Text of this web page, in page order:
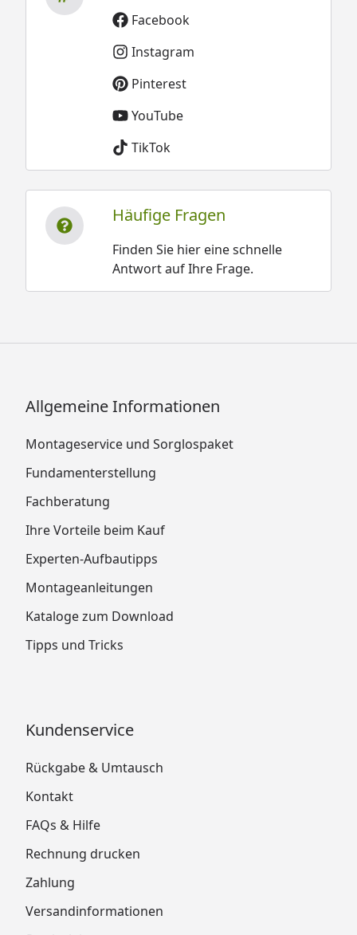
Facebook
Instagram
Pinterest
YouTube
TikTok
Häufige Fragen
Finden Sie hier eine schnelle
Antwort auf Ihre Frage.
Allgemeine Informationen
Montageservice und Sorglospaket
Fundamenterstellung
Fachberatung
Ihre Vorteile beim Kauf
Experten-Aufbautipps
Montageanleitungen
Kataloge zum Download
Tipps und Tricks
Kundenservice
Rückgabe & Umtausch
Kontakt
FAQs & Hilfe
Rechnung drucken
Zahlung
Versandinformationen